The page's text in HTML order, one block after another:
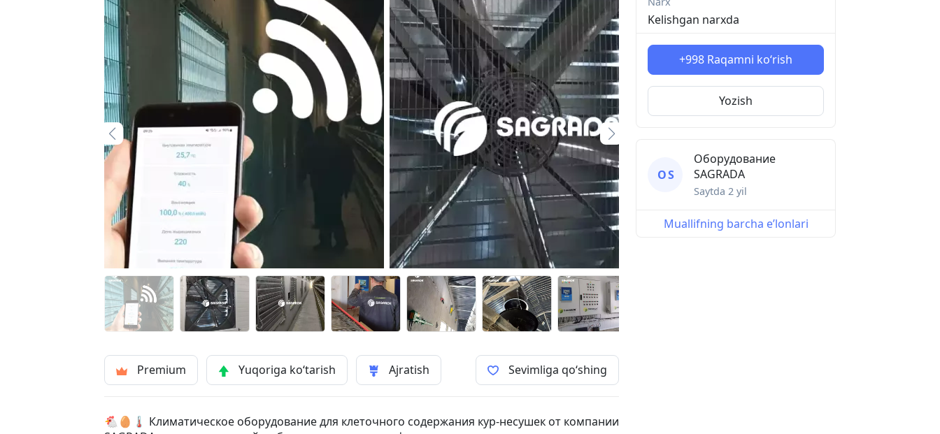
Premium Yuqoriga ko‘tarish Ajratish Sevimliga qo‘shing
🐔🥚🌡 Климатическое оборудование для клеточного содержания кур-несушек от компании
Kelishgan narxda
+998 Raqamni ko‘rish
Yozish
О S
Оборудование
SAGRADA
Saytda 2 yil
Muallifning barcha eʼlonlari